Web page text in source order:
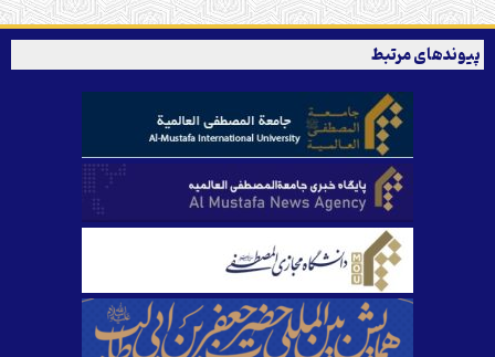
پیوندهای مرتبط